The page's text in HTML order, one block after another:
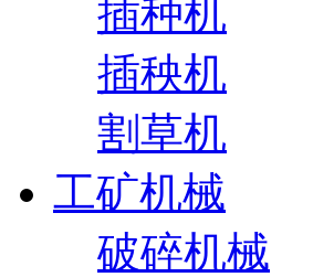
插种机
插秧机
割草机
工矿机械
破碎机械